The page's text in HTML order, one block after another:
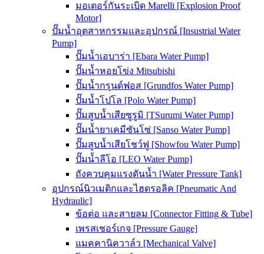
มอเตอร์กันระเบิด Marelli [Explosion Proof
Motor]
ปั๊มน้ำอุตสาหกรรมและอุปกรณ์ [Insustrial Water
Pump]
ปั๊มน้ำเอบาร่า [Ebara Water Pump]
ปั๊มน้ำหอยโข่ง Mitsubishi
ปั๊มน้ำกรุนด์ฟอส [Grundfos Water Pump]
ปั๊มน้ำโปโล [Polo Water Pump]
ปั๊มสูบน้ำเสียซูรูมิ [TSurumi Water Pump]
ปั๊มน้ำยาเคมีซันโซ่ [Sanso Water Pump]
ปั๊มสูบน้ำเสียโชว์ฟู [Showfou Water Pump]
ปั๊มน้ำลีโอ [LEO Water Pump]
ถังควบคุมแรงดันน้ำ [Water Pressure Tank]
อุปกรณ์นิวเมติกและไฮดรอลิค [Pneumatic And
Hydraulic]
ข้อต่อ และสายลม [Connector Fitting & Tube]
เพรสเชอร์เกจ [Pressure Gauge]
แมคคานิควาล์ว [Mechanical Valve]